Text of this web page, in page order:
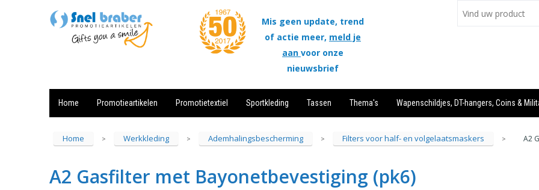
Mis geen update, trend
of actie meer, meld je
aan voor onze
nieuwsbrief
Home Promotieartikelen Promotietextiel Sportkleding Tassen Thema's Wapenschildjes, DT-hangers, Coins &
Home > Werkkleding > Ademhalingsbescherming > Filters voor half- en volgelaatsmaskers > A2
A2 Gasfilter met Bayonetbevestiging (pk6)